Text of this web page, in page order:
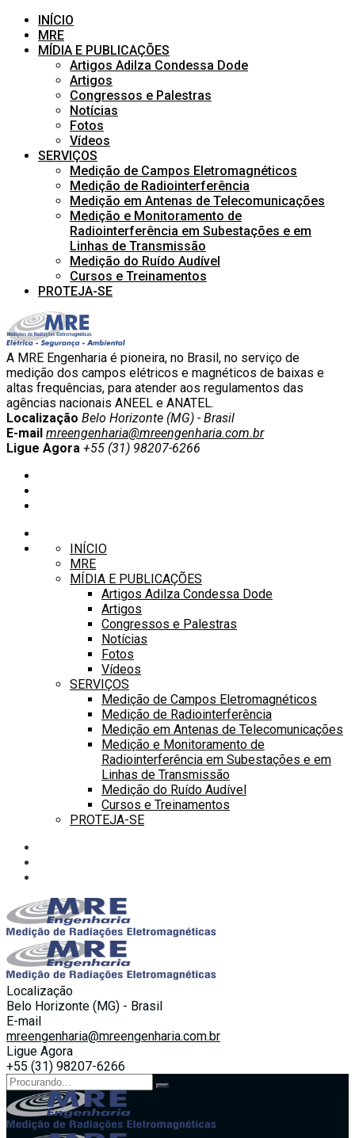
INÍCIO
MRE
MÍDIA E PUBLICAÇÕES
Artigos Adilza Condessa Dode
Artigos
Congressos e Palestras
Notícias
Fotos
Vídeos
SERVIÇOS
Medição de Campos Eletromagnéticos
Medição de Radiointerferência
Medição em Antenas de Telecomunicações
Medição e Monitoramento de
Radiointerferência em Subestações e em
Linhas de Transmissão
Medição do Ruído Audível
Cursos e Treinamentos
PROTEJA-SE
A MRE Engenharia é pioneira, no Brasil, no serviço de
medição dos campos elétricos e magnéticos de baixas e
altas frequências, para atender aos regulamentos das
agências nacionais ANEEL e ANATEL.
Localização Belo Horizonte (MG) - Brasil
E-mail mreengenharia@mreengenharia.com.br
Ligue Agora +55 (31) 98207-6266
INÍCIO
MRE
MÍDIA E PUBLICAÇÕES
Artigos Adilza Condessa Dode
Artigos
Congressos e Palestras
Notícias
Fotos
Vídeos
SERVIÇOS
Medição de Campos Eletromagnéticos
Medição de Radiointerferência
Medição em Antenas de Telecomunicações
Medição e Monitoramento de
Radiointerferência em Subestações e em
Linhas de Transmissão
Medição do Ruído Audível
Cursos e Treinamentos
PROTEJA-SE
Localização
Belo Horizonte (MG) - Brasil
E-mail
mreengenharia@mreengenharia.com.br
Ligue Agora
+55 (31) 98207-6266
Search
for: